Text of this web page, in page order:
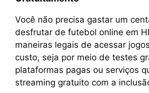
Você não precisa gastar um
desfrutar de futebol online em
maneiras legais de acessar
custo, seja por meio de testes
plataformas pagas ou serviços
streaming gratuito com a